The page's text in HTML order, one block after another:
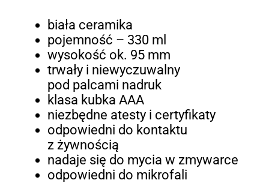
biała ceramika
pojemność – 330 ml
wysokość ok. 95 mm
trwały i niewyczuwalny
pod palcami nadruk
klasa kubka AAA
niezbędne atesty i certyfikaty
odpowiedni do kontaktu
z żywnością
nadaje się do mycia w zmywarce
odpowiedni do mikrofali